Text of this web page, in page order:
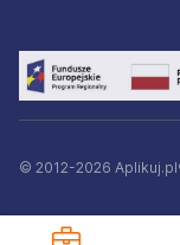
© 2012-2026